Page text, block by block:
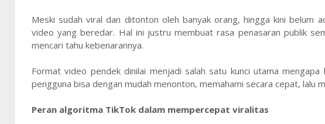
Meski sudah viral dan ditonton oleh banyak orang, hingga kini belum
video yang beredar. Hal ini justru membuat rasa penasaran publik
mencari tahu kebenarannya.
Format video pendek dinilai menjadi salah satu kunci utama
pengguna bisa dengan mudah menonton, memahami secara cepat, lalu
Peran algoritma TikTok dalam mempercepat viralitas